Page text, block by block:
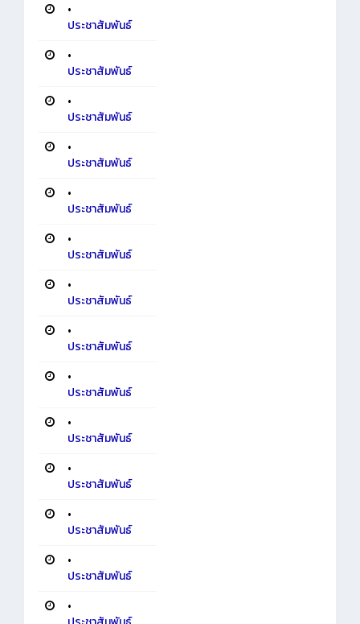
•
ประชาสัมพันธ์
•
ประชาสัมพันธ์
•
ประชาสัมพันธ์
•
ประชาสัมพันธ์
•
ประชาสัมพันธ์
•
ประชาสัมพันธ์
•
ประชาสัมพันธ์
•
ประชาสัมพันธ์
•
ประชาสัมพันธ์
•
ประชาสัมพันธ์
•
ประชาสัมพันธ์
•
ประชาสัมพันธ์
•
ประชาสัมพันธ์
•